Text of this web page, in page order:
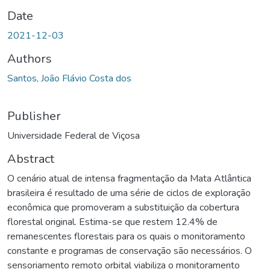
Date
2021-12-03
Authors
Santos, João Flávio Costa dos
Publisher
Universidade Federal de Viçosa
Abstract
O cenário atual de intensa fragmentação da Mata Atlântica
brasileira é resultado de uma série de ciclos de exploração
econômica que promoveram a substituição da cobertura
florestal original. Estima-se que restem 12.4% de
remanescentes florestais para os quais o monitoramento
constante e programas de conservação são necessários. O
sensoriamento remoto orbital viabiliza o monitoramento